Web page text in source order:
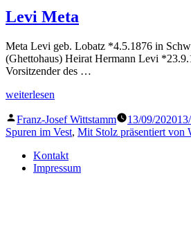
Levi Meta
Meta Levi geb. Lobatz *4.5.1876 in
(Ghettohaus) Heirat Hermann Levi
Vorsitzender des …
„Levi
weiterlesen
Veröffentlicht
von
Franz-Josef Wittstamm 13/09/2020
Spuren im Vest, Mit Stolz präsentiert von
Kontakt
Impressum